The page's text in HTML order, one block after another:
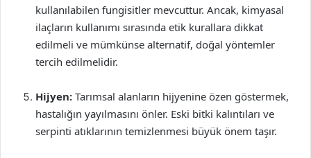
kullanılabilen fungisitler mevcuttur. Ancak, kimyasal
ilaçların kullanımı sırasında etik kurallara dikkat
edilmeli ve mümkünse alternatif, doğal yöntemler
tercih edilmelidir.
Hijyen: Tarımsal alanların hijyenine özen göstermek,
hastalığın yayılmasını önler. Eski bitki kalıntıları ve
serpinti atıklarının temizlenmesi büyük önem taşır.